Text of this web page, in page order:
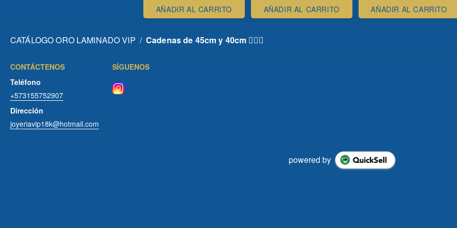
AÑADIR AL CARRITO AÑADIR AL CARRITO AÑADIR AL CARRITO
CATÁLOGO ORO LAMINADO VIP / Cadenas de 45cm y 40cm 💁🏻‍♀️
CONTÁCTENOS
Teléfono
+573155752907
Dirección
joyeriavip18k@hotmail.com
SÍGUENOS
powered by